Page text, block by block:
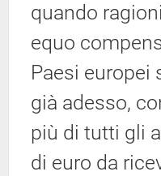
quando
equo
Paesi europei
già adesso,
più di tutti gli
di euro da